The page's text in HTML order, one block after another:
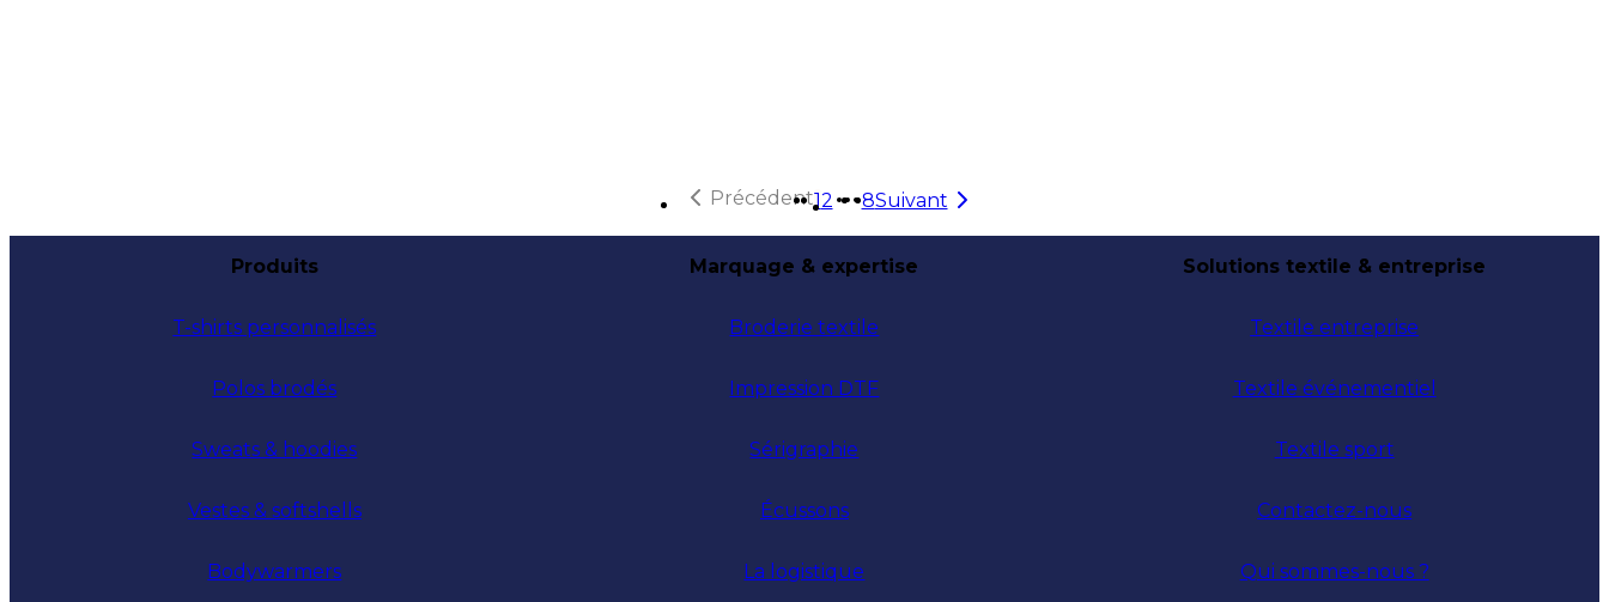
Précédent12 Plus de pages
8Suivant
Produits
T-shirts personnalisés
Polos brodés
Sweats & hoodies
Vestes & softshells
Bodywarmers
Marquage & expertise
Broderie textile
Impression DTF
Sérigraphie
Écussons
La logistique
Solutions textile & entreprise
Textile entreprise
Textile événementiel
Textile sport
Contactez-nous
Qui sommes-nous ?